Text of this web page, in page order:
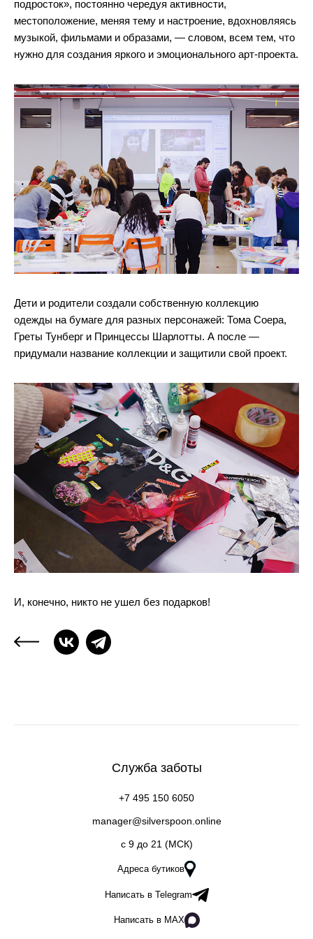
Джинсы
Футболки, топы, лонгсливы
Спортивные костюмы
Спортивная одежда
Пижамы и одежда для дома
Аксессуары
Флис, термобелье
Готовые решения для школы
Варежки, перчатки
Джинсы
Футболки, лонгсливы
Спортивные костюмы
Спортивная одежда
Флис, термобелье
Пижамы и одежда для дома
Аксессуары
Готовые решения для школы
Последний размер
Другое
подросток», постоянно чередуя активности,
местоположение, меняя тему и настроение, вдохновляясь
музыкой, фильмами и образами, — словом, всем тем, что
нужно для создания яркого и эмоционального арт-проекта.
Дети и родители создали собственную коллекцию
одежды на бумаге для разных персонажей: Тома Соера,
Греты Тунберг и Принцессы Шарлотты. А после —
придумали название коллекции и защитили свой проект.
И, конечно, никто не ушел без подарков!
Служба заботы
+7 495 150 6050
manager@silverspoon.online
c 9 до 21 (МСК)
Адреса бутиков
Написать в Telegram
Написать в MAX